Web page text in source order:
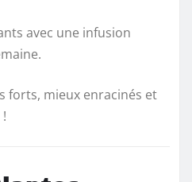
avec une infusion
forts, mieux enracinés et